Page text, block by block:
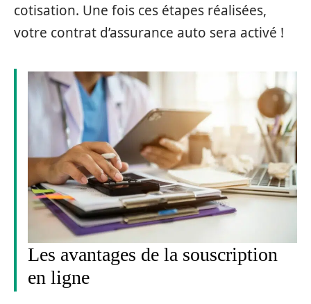
cotisation. Une fois ces étapes réalisées,
votre contrat d’assurance auto sera activé !
Les avantages de la souscription
en ligne